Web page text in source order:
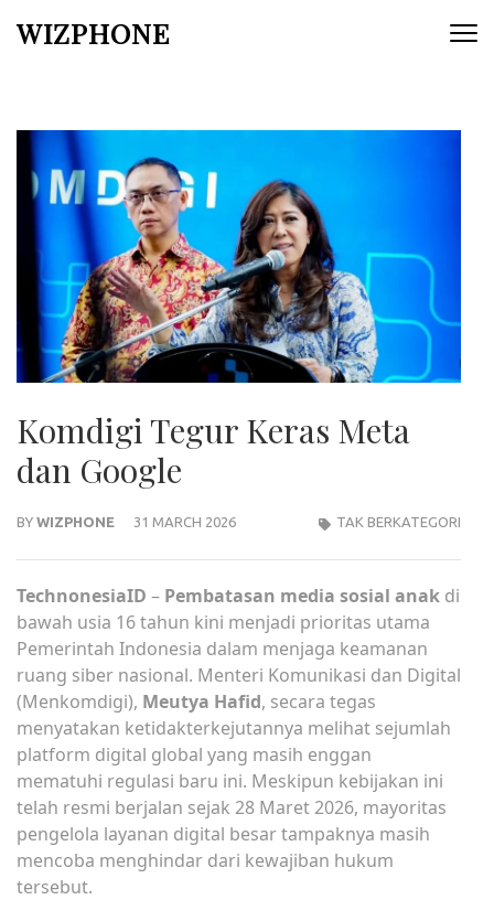
WIZPHONE
Komdigi Tegur Keras Meta
dan Google
BY WIZPHONE 31 MARCH 2026 TAK BERKATEGORI
TechnonesiaID – Pembatasan media sosial anak di
bawah usia 16 tahun kini menjadi prioritas utama
Pemerintah Indonesia dalam menjaga keamanan
ruang siber nasional. Menteri Komunikasi dan Digital
(Menkomdigi), Meutya Hafid, secara tegas
menyatakan ketidakterkejutannya melihat sejumlah
platform digital global yang masih enggan
mematuhi regulasi baru ini. Meskipun kebijakan ini
telah resmi berjalan sejak 28 Maret 2026, mayoritas
pengelola layanan digital besar tampaknya masih
mencoba menghindar dari kewajiban hukum
tersebut.